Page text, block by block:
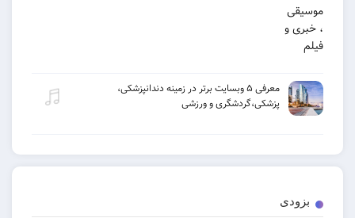
معرفی ۵ وبسایت برتر در زمینه دندانپزشکی،
پزشکی،گردشگری و ورزشی